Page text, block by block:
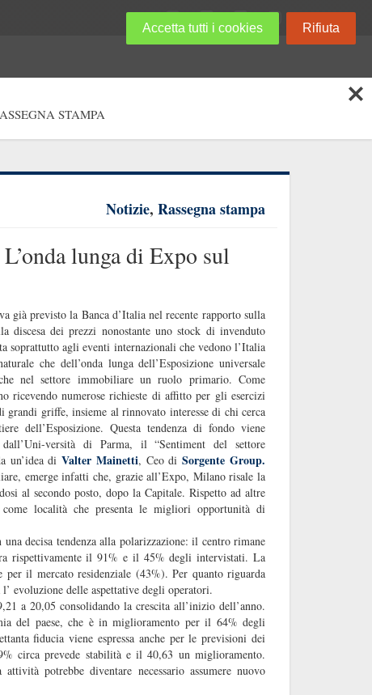
STAMPA
Notizie, Rassegna stampa
lunga di Expo sul
già previsto la Banca d’Italia nel recente rapporto sulla
discesa dei prezzi nonostante uno stock di invenduto
soprattutto agli eventi internazionali che vedono l’Italia
che dell’onda lunga dell’Esposizione universale
nel settore immobiliare un ruolo primario. Come
ricevendo numerose richieste di affitto per gli esercizi
griffe, insieme al rinnovato interesse di chi cerca
dell’Esposizione. Questa tendenza di fondo viene
versità di Parma, il “Sentiment del settore
un’idea diValter Mainetti, Ceo diSorgente Group.
emerge infatti che, grazie all’Expo, Milano risale la
al secondo posto, dopo la Capitale. Rispetto ad altre
località che presenta le migliori opportunità di
decisa tendenza alla polarizzazione: il centro rimane
rispettivamente il 91% e il 45% degli intervistati. La
il mercato residenziale (43%). Per quanto riguarda
evoluzione delle aspettative degli operatori.
a 20,05 consolidando la crescita all’inizio dell’anno.
del paese, che è in miglioramento per il 64% degli
fiducia viene espressa anche per le previsioni dei
circa prevede stabilità e il 40,63 un miglioramento.
potrebbe diventare necessario assumere nuovo
Accetta tutti i cookies Rifiuta